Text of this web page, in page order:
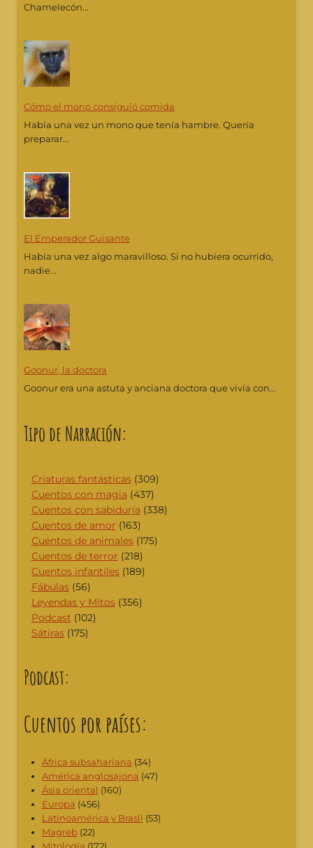
Chamelecón...
Cómo el mono consiguió comida
Había una vez un mono que tenía hambre. Quería
preparar...
El Emperador Guisante
Había una vez algo maravilloso. Si no hubiera ocurrido,
nadie...
Goonur, la doctora
Goonur era una astuta y anciana doctora que vivía con...
Tipo de Narración:
Criaturas fantásticas(309)
Cuentos con magia (437)
Cuentos con sabiduría (338)
Cuentos de amor (163)
Cuentos de animales(175)
Cuentos de terror (218)
Cuentos infantiles(189)
Fábulas(56)
Leyendas y Mitos(356)
Podcast (102)
Sátiras(175)
Podcast:
Cuentos por países:
África subsahariana (34)
América anglosajona (47)
Ásia oriental (160)
Europa (456)
Latinoamérica y Brasil (53)
Magreb (22)
Mitología (172)